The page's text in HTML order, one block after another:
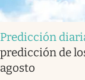
Predicción
predicción de
agosto